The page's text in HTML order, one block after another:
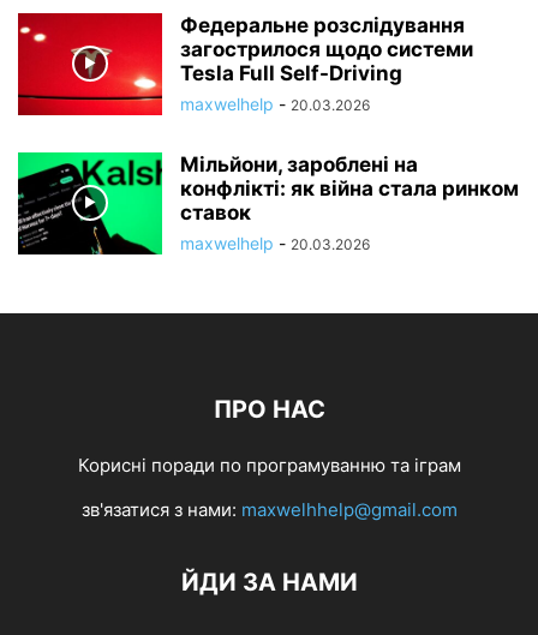
Федеральне розслідування
загострилося щодо системи
Tesla Full Self-Driving
maxwelhelp - 20.03.2026
Мільйони, зароблені на
конфлікті: як війна стала ринком
ставок
maxwelhelp - 20.03.2026
ПРО НАС
Корисні поради по програмуванню та іграм
зв'язатися з нами: maxwelhhelp@gmail.com
ЙДИ ЗА НАМИ